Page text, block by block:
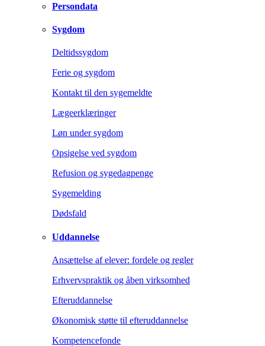
Persondata
Sygdom
Deltidssygdom
Ferie og sygdom
Kontakt til den sygemeldte
Lægeerklæringer
Løn under sygdom
Opsigelse ved sygdom
Refusion og sygedagpenge
Sygemelding
Dødsfald
Uddannelse
Ansættelse af elever: fordele og regler
Erhvervspraktik og åben virksomhed
Efteruddannelse
Økonomisk støtte til efteruddannelse
Kompetencefonde